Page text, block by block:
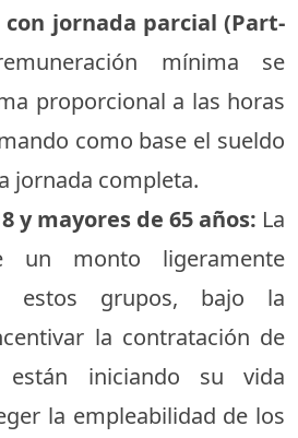
con jornada parcial (Part-
mínima se
proporcional a las horas
como base el sueldo
jornada completa.
y mayores de 65 años: La
un monto ligeramente
estos grupos, bajo la
la contratación de
están iniciando su vida
la empleabilidad de los